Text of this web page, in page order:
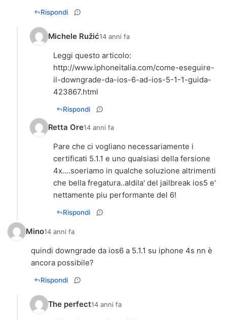
Rispondi
Michele Ružić14 anni fa
http://www.iphoneitalia.com/come-eseguire-
il-downgrade-da-ios-6-ad-ios-5-1-1-guida-
423867.html
Rispondi
Retta Ore14 anni fa
Pare che ci vogliano necessariamente i
certificati 5.1.1 e uno qualsiasi della fersione
4x....soeriamo in qualche soluzione altrimenti
che bella fregatura..aldila' del jailbreak ios5 e'
nettamente piu performante del 6!
Rispondi
Mino14 anni fa
quindi downgrade da ios6 a 5.1.1 su iphone 4s nn è
ancora possibile?
Rispondi
The perfect14 anni fa